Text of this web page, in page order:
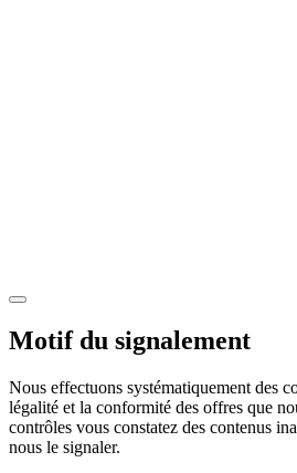
Motif du signalement
Nous effectuons systématiquement des
légalité et la conformité des offres que
contrôles vous constatez des contenus
nous le signaler.